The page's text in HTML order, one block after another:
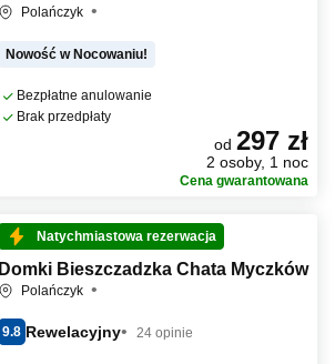
Polańczyk
Nowość w Nocowaniu!
Bezpłatne anulowanie
Brak przedpłaty
od 297 zł
2 osoby, 1 noc
Cena gwarantowana
Natychmiastowa rezerwacja
Domki Bieszczadzka Chata Myczków
Polańczyk
9.8 Rewelacyjny 24 opinie